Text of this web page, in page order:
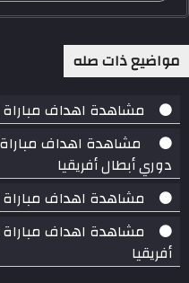
مواضيع ذات صله
مشاهدة اهداف مباراة الاهلي
دوري أبطال أفريقيا
مشاهدة اهداف مباراة ريمس وليون
أفريقيا